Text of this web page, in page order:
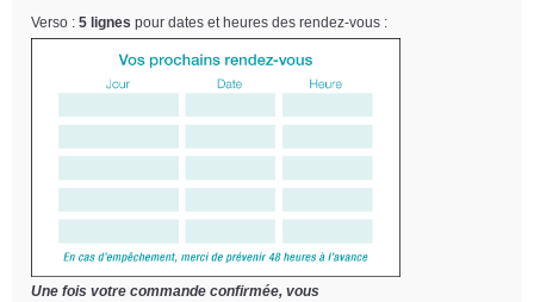
Verso : 5 lignes pour dates et heures des rendez-vous :
Une fois votre commande confirmée, vous